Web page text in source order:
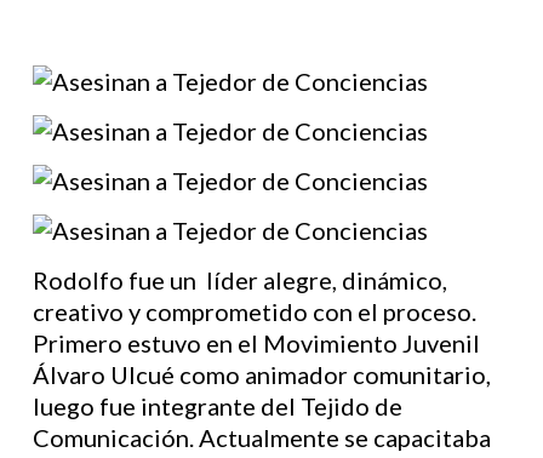
Rodolfo fue un líder alegre, dinámico,
creativo y comprometido con el proceso.
Primero estuvo en el Movimiento Juvenil
Álvaro Ulcué como animador comunitario,
luego fue integrante del Tejido de
Comunicación. Actualmente se capacitaba